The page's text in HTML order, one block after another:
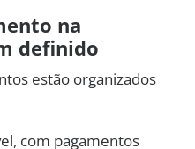
na
definido
estão organizados
com pagamentos